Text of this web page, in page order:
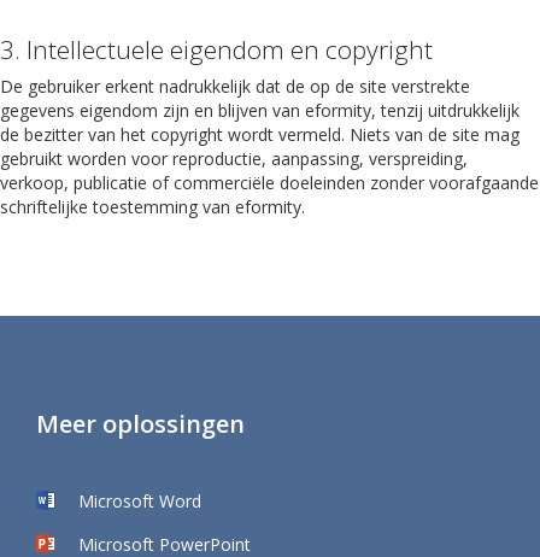
3. Intellectuele eigendom en copyright
De gebruiker erkent nadrukkelijk dat de op de site verstrekte
gegevens eigendom zijn en blijven van eformity, tenzij uitdrukkelijk
de bezitter van het copyright wordt vermeld. Niets van de site mag
gebruikt worden voor reproductie, aanpassing, verspreiding,
verkoop, publicatie of commerciële doeleinden zonder voorafgaande
schriftelijke toestemming van eformity.
Meer oplossingen
Microsoft Word
Microsoft PowerPoint